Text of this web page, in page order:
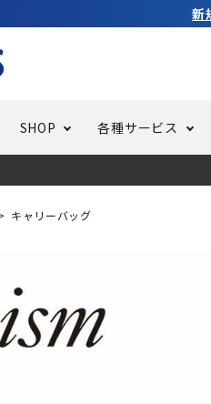
ビング
ウエ
SHOP 各種サービス
い物が便利に
キャリーバッグ